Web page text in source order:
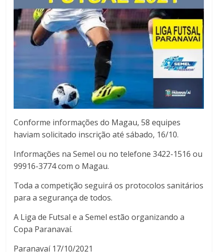
Conforme informações do Magau, 58 equipes
haviam solicitado inscrição até sábado, 16/10.
Informações na Semel ou no telefone 3422-1516 ou
99916-3774 com o Magau.
Toda a competição seguirá os protocolos sanitários
para a segurança de todos.
A Liga de Futsal e a Semel estão organizando a
Copa Paranavaí.
Paranavaí 17/10/2021